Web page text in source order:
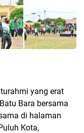
yang erat
Bara bersama
di halaman
Kota,